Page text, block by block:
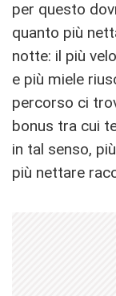
per questo
quanto più
notte: il più
e più miele
percorso ci
bonus tra cui
in tal senso,
più nettare